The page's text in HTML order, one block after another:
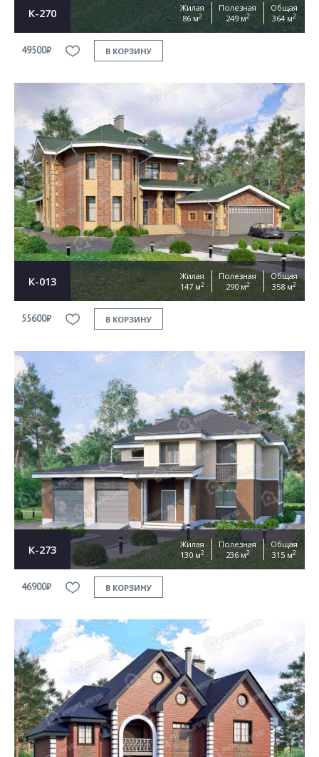
К-270
Жилая
86 м2
Полезная
249 м2
Общая
364 м2
49500₽ В КОРЗИНУ
К-013
Жилая
147 м2
Полезная
290 м2
Общая
358 м2
55600₽ В КОРЗИНУ
К-273
Жилая
130 м2
Полезная
236 м2
Общая
315 м2
46900₽ В КОРЗИНУ